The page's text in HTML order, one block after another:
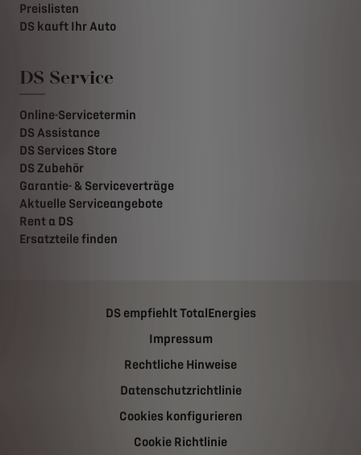
Preislisten
DS kauft Ihr Auto
DS Service
Online-Servicetermin
DS Assistance
DS Services Store
DS Zubehör
Garantie- & Serviceverträge
Aktuelle Serviceangebote
Rent a DS
Ersatzteile finden
DS empfiehlt TotalEnergies
Impressum
Rechtliche Hinweise
Datenschutzrichtlinie
Cookies konfigurieren
Cookie Richtlinie